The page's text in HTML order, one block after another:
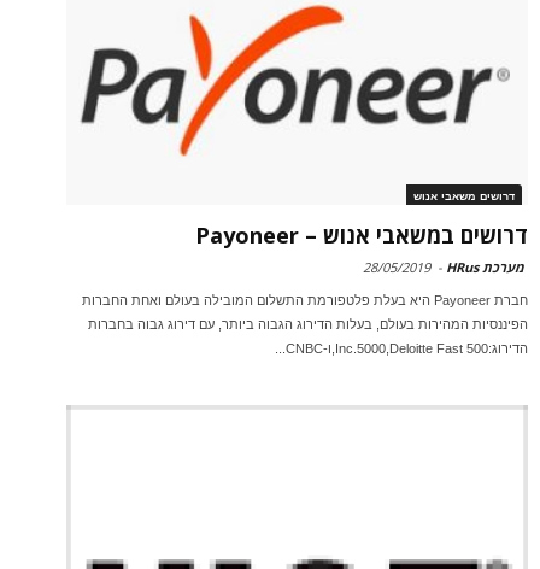
דרושים משאבי אנוש
דרושים במשאבי אנוש – Payoneer
מערכת HRus -
28/05/2019
חברת Payoneer היא בעלת פלטפורמת התשלום המובילה בעולם ואחת החברות
הפיננסיות המהירות בעולם, בעלות הדירוג הגבוה ביותר, עם דירוג גבוה בחברות
הדירוג:Inc.5000,Deloitte Fast 500,ו-CNBC...